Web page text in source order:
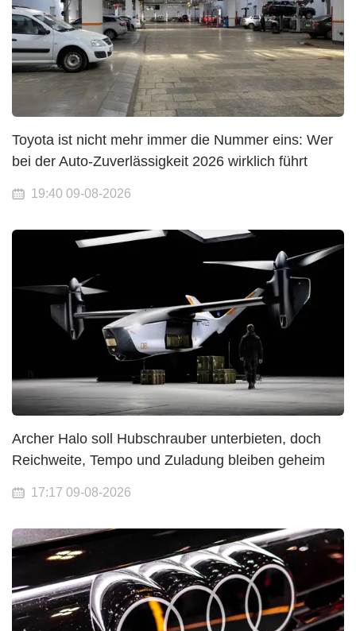
Toyota ist nicht mehr immer die Nummer eins: Wer
bei der Auto-Zuverlässigkeit 2026 wirklich führt
19:40 09-08-2026
Archer Halo soll Hubschrauber unterbieten, doch
Reichweite, Tempo und Zuladung bleiben geheim
17:17 09-08-2026